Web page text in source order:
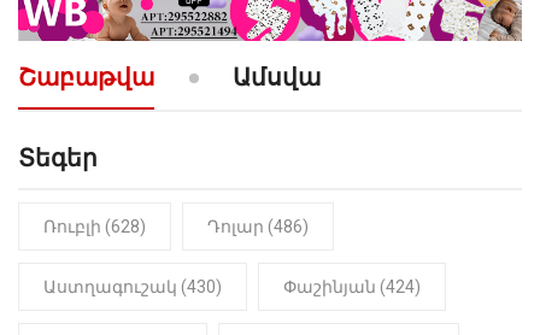
ՔԱՂԱՔԱԿԱՆ 10:52
«Լեզվիդ տալու փոխարեն
արտաբերիր այս երկու
նախադասությունը»․ Իշխան
Նիկոլ Փաշինյան
ԻՐԱԴԱՐՁԱՅԻՆ 22:01
Շաբաթվա Ամսվա
Տեգեր
Ռուբլի (628) Դոլար (486)
Աստղագուշակ (430) Փաշինյան (424)